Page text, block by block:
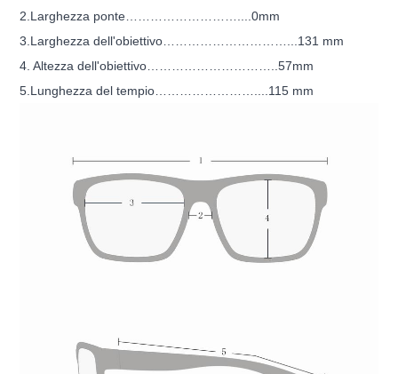
2.Larghezza ponte………………………....0mm
3.Larghezza dell'obiettivo…………………………...131 mm
4. Altezza dell'obiettivo…………………………..57mm
5.Lunghezza del tempio……………………....115 mm